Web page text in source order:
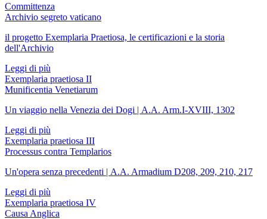
Committenza
Archivio segreto vaticano
il progetto Exemplaria Praetiosa, le certificazioni e la storia
dell'Archivio
Leggi di più
Exemplaria praetiosa II
Munificentia Venetiarum
Un viaggio nella Venezia dei Dogi | A.A. Arm.I-XVIII, 1302
Leggi di più
Exemplaria praetiosa III
Processus contra Templarios
Un'opera senza precedenti | A.A. Armadium D208, 209, 210, 217
Leggi di più
Exemplaria praetiosa IV
Causa Anglica